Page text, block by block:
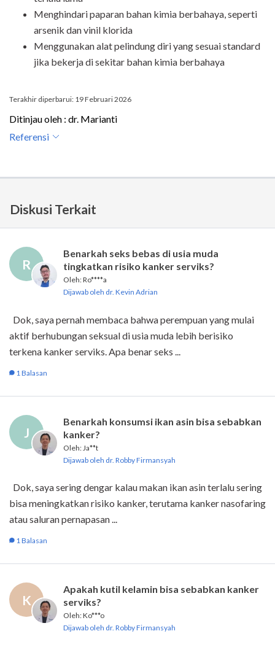
Menghindari paparan bahan kimia berbahaya, seperti
arsenik dan vinil klorida
Menggunakan alat pelindung diri yang sesuai standard
jika bekerja di sekitar bahan kimia berbahaya
Terakhir diperbarui: 19 Februari 2026